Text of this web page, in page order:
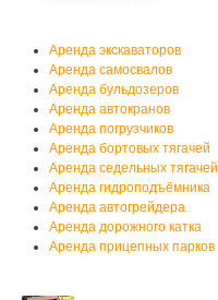
Аренда экскаваторов
Аренда самосвалов
Аренда бульдозеров
Аренда автокранов
Аренда погрузчиков
Аренда бортовых тягачей
Аренда седельных тягачей
Аренда гидроподъёмника
Аренда автогрейдера
Аренда дорожного катка
Аренда прицепных парков